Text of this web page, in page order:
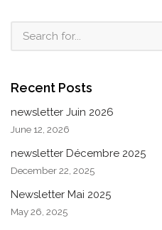
Recent Posts
newsletter Juin 2026
June 12, 2026
newsletter Décembre 2025
December 22, 2025
Newsletter Mai 2025
May 26, 2025